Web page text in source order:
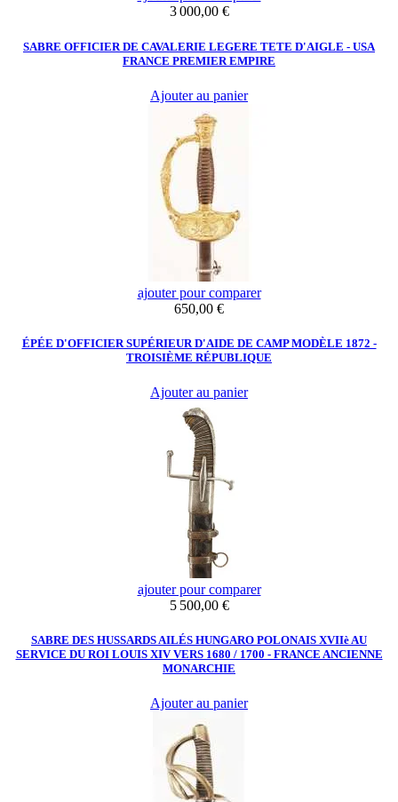
Prix
3 000,00 €
SABRE OFFICIER DE CAVALERIE LEGERE TETE D'AIGLE - USA
FRANCE PREMIER EMPIRE
Ajouter au panier
ajouter pour comparer
Prix
650,00 €
ÉPÉE D'OFFICIER SUPÉRIEUR D'AIDE DE CAMP MODÈLE 1872 -
TROISIÈME RÉPUBLIQUE
Ajouter au panier
ajouter pour comparer
Prix
5 500,00 €
SABRE DES HUSSARDS AILÉS HUNGARO POLONAIS XVIIè AU
SERVICE DU ROI LOUIS XIV VERS 1680 / 1700 - FRANCE ANCIENNE
MONARCHIE
Ajouter au panier